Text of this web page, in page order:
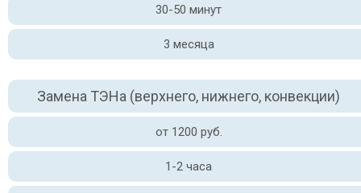
30-50 минут
3 месяца
Замена ТЭНа (верхнего, нижнего, конвекции)
от 1200 руб.
1-2 часа